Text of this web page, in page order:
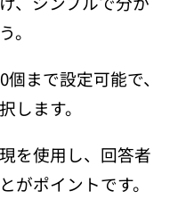
。
まで設定可能で、
します。
を使用し、回答者
がポイントです。